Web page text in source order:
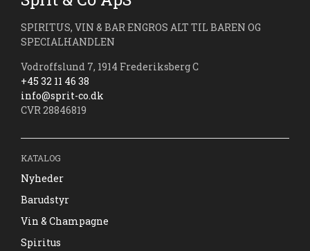
SPIRITUS, VIN & BAR ENGROS ALT TIL BAREN OG
SPECIALHANDLEN
Vodroffslund 7, 1914 Frederiksberg C
+45 32 11 46 38
info@sprit-co.dk
CVR 28846819
KATALOG
Nyheder
Barudstyr
Vin & Champagne
Spiritus